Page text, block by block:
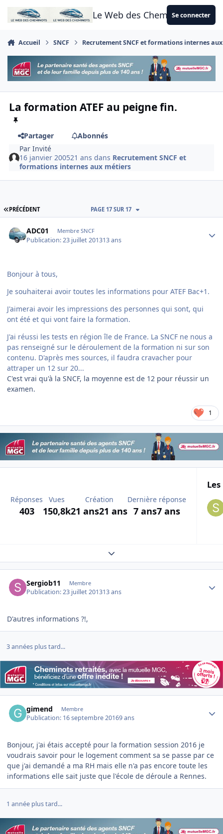
Aller au contenu
Le Web des CheminotsSe connecter
Accueil SNCF Recrutement SNCF et formations internes
La formation ATEF au peigne fin.
Partager
Abonnés
ParInvité
16 janvier 200521 ans dans Recrutement SNCF et
formations internes aux métiers
PREMIÈRE PAGE
PRÉCÉDENT PAGE 17 SUR 17
ADC01 Membre SNCF
Publication:23 juillet 201313 ans
Bonjour à tous,
Je souhaiterai avoir toutes les informations pour ATEF Bac+1.
J'aimerai avoir les impressions des personnes qui sont, qui
ont été et qui vont faire la formation.
J'ai réussi les tests en région île de France. La SNCF ne nous a
pas renseigné sur le déroulement de la formation ni sur son
contenu. D'après mes sources, il faudra cravacher pour
attraper un 12 sur 20...
C'est vrai qu'à la SNCF, la moyenne est de 12 pour réussir un
examen.
1
Réponses
403
Vues
150,8k
Création
21 ans21 ans
Dernière réponse
7 ans7 ans
Expand topic overview
Sergiob11 Membre
Publication:23 juillet 201313 ans
D'autres informations ?!,
3 années plus tard...
gimend Membre
Publication: 16 septembre 20169 ans
Bonjour, j'ai étais accepté pour la formation session 2016 je
voudrais savoir pour le logement comment sa se passe par ce
que j'ai demandé a ma RH mais elle n'a pas encore toute les
informations elle sait juste que l'école de déroule a Rennes.
1 année plus tard...